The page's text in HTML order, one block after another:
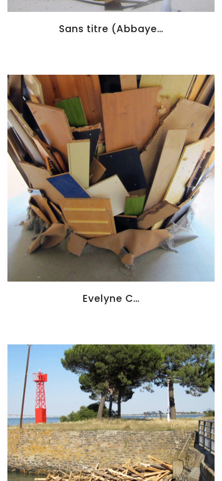
Sans titre (Abbaye…
Evelyne C…